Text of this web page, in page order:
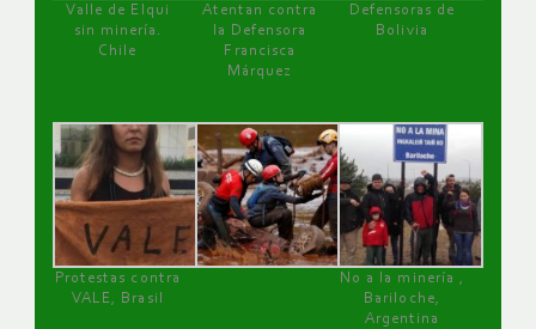
Valle de Elqui
sin minería.
Chile
Atentan contra
la Defensora
Francisca
Márquez
Defensoras de
Bolivia
Protestas contra
VALE, Brasil
No a la minería ,
Bariloche,
Argentina